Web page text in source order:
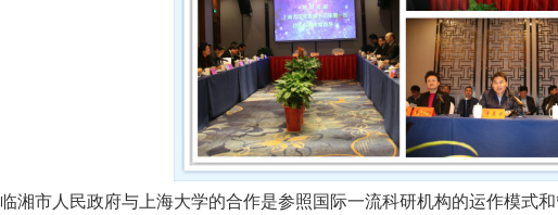
临湘市人民政府与上海大学的合作是参照国际一流科研机构的运作模式